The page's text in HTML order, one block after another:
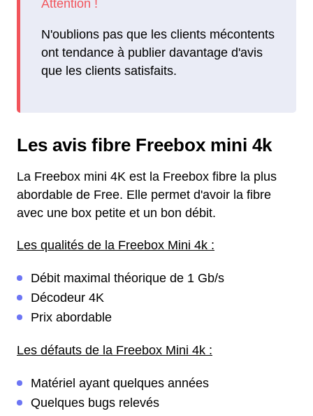
N'oublions pas que les clients mécontents
ont tendance à publier davantage d'avis
que les clients satisfaits.
Les avis fibre Freebox mini 4k
La Freebox mini 4K est la Freebox fibre la plus
abordable de Free. Elle permet d'avoir la fibre
avec une box petite et un bon débit.
Les qualités de la Freebox Mini 4k :
Débit maximal théorique de 1 Gb/s
Décodeur 4K
Prix abordable
Les défauts de la Freebox Mini 4k :
Matériel ayant quelques années
Quelques bugs relevés